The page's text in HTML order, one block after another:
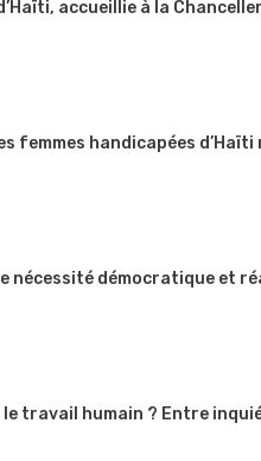
accueillie à la
femmes handicapées
nécessité démocratique et
travail humain ? Entre